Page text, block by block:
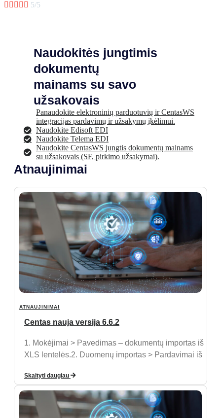
     5/5
Naudokitės jungtimis
dokumentų
mainams su savo
užsakovais
Panaudokite elektroninių parduotuvių ir CentasWS
integracijas pardavimų ir užsakymų įkėlimui.
Naudokite Edisoft EDI
Naudokite Telema EDI
Naudokite CentasWS jungtis dokumentų mainams
su užsakovais (SF, pirkimo užsakymai).
Atnaujinimai
ATNAUJINIMAI
Centas nauja versija 6.6.2
1. Mokėjimai > Pavedimas – dokumentų importas iš
XLS lentelės.2. Duomenų importas > Pardavimai iš
Skaityti daugiau